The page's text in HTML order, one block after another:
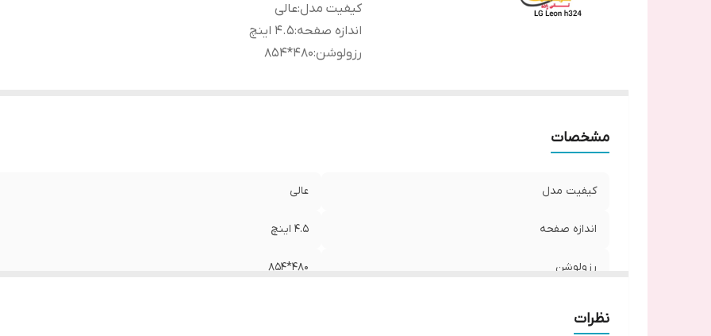
کیفیت مدل:عالی
اندازه صفحه:4.5 اینچ
رزولوشن:
480*854
مشخصات
کیفیت مدل عالی
اندازه صفحه 4.5 اینچ
رزولوشن 480*854
نظرات